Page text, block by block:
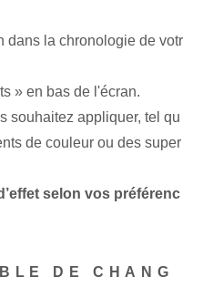
dans la chronologie de votr
» en bas de l'écran.
souhaitez appliquer, tel qu
de couleur ou des super
selon vos préférenc
DE CHANG